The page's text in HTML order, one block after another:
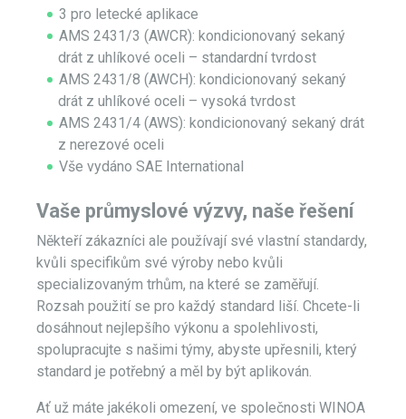
3 pro letecké aplikace
AMS 2431/3 (AWCR): kondicionovaný sekaný
drát z uhlíkové oceli – standardní tvrdost
AMS 2431/8 (AWCH): kondicionovaný sekaný
drát z uhlíkové oceli – vysoká tvrdost
AMS 2431/4 (AWS): kondicionovaný sekaný drát
z nerezové oceli
Vše vydáno SAE International
Vaše průmyslové výzvy, naše řešení
Někteří zákazníci ale používají své vlastní standardy,
kvůli specifikům své výroby nebo kvůli
specializovaným trhům, na které se zaměřují.
Rozsah použití se pro každý standard liší. Chcete-li
dosáhnout nejlepšího výkonu a spolehlivosti,
spolupracujte s našimi týmy, abyste upřesnili, který
standard je potřebný a měl by být aplikován.
Ať už máte jakékoli omezení, ve společnosti WINOA